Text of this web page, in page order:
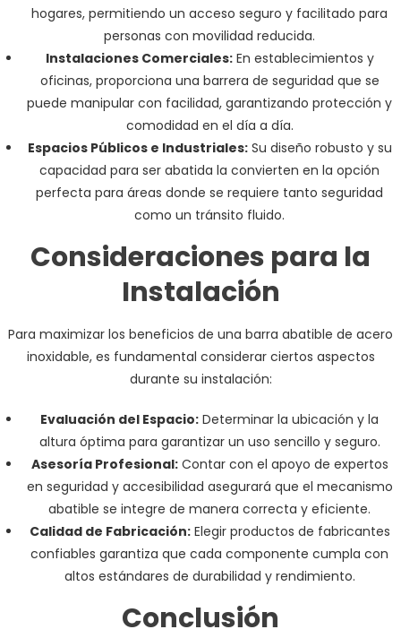
hogares, permitiendo un acceso seguro y facilitado para
personas con movilidad reducida.
Instalaciones Comerciales:En establecimientos y
oficinas, proporciona una barrera de seguridad que se
puede manipular con facilidad, garantizando protección y
comodidad en el día a día.
Espacios Públicos e Industriales:Su diseño robusto y su
capacidad para ser abatida la convierten en la opción
perfecta para áreas donde se requiere tanto seguridad
como un tránsito fluido.
Consideraciones para la
Instalación
Para maximizar los beneficios de una barra abatible de acero
inoxidable, es fundamental considerar ciertos aspectos
durante su instalación:
Evaluación del Espacio: Determinar la ubicación y la
altura óptima para garantizar un uso sencillo y seguro.
Asesoría Profesional:Contar con el apoyo de expertos
en seguridad y accesibilidad asegurará que el mecanismo
abatible se integre de manera correcta y eficiente.
Calidad de Fabricación:Elegir productos de fabricantes
confiables garantiza que cada componente cumpla con
altos estándares de durabilidad y rendimiento.
Conclusión